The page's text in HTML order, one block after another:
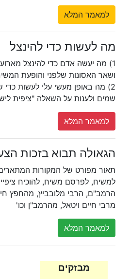
למאמר המלא
מה לעשות כדי להינצל
1) מה יעשה אדם כדי להינצל
ושאר האסונות שלפני והופעת
2) מה באופן מעשי עלי לעשות כדי
שמים ולענות על השאלה "ציפית
למאמר המלא
הגאולה תבוא בזכות
תאור מפורט של המקורות המתארים
למשיח, לפרסם משיח, להוכיח
הרמב"ם, הרבי מלובביץ, מהחפץ
מרבי חיים ויטאל, מהרמב"ן וכו'
למאמר המלא
מבזקים